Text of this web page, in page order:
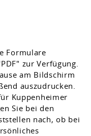
Formulare
zur Verfügung.
am Bildschirm
auszudrucken.
Kuppenheimer
Sie bei den
nach, ob bei